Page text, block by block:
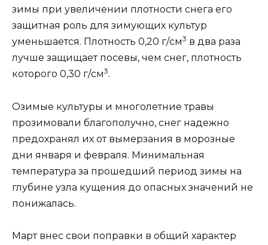
зимы при увеличении плотности снега его
защитная роль для зимующих культур
уменьшается. Плотность 0,20 г/см3 в два раза
лучше защищает посевы, чем снег, плотность
которого 0,30 г/см3.
Озимые культуры и многолетние травы
прозимовали благополучно, снег надежно
предохранял их от вымерзания в морозные
дни января и февраля. Минимальная
температура за прошедший период зимы на
глубине узла кущения до опасных значений не
понижалась.
Март внес свои поправки в общий характер